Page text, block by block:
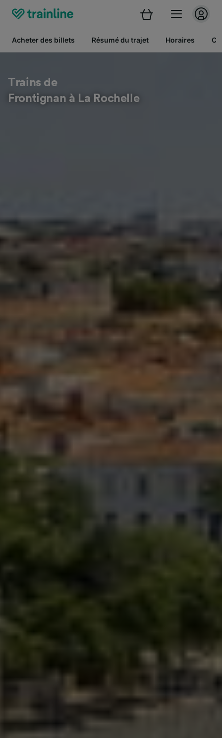
Acheter des billets Résumé du trajet Horaires
Trains de
Frontignan à La Rochelle